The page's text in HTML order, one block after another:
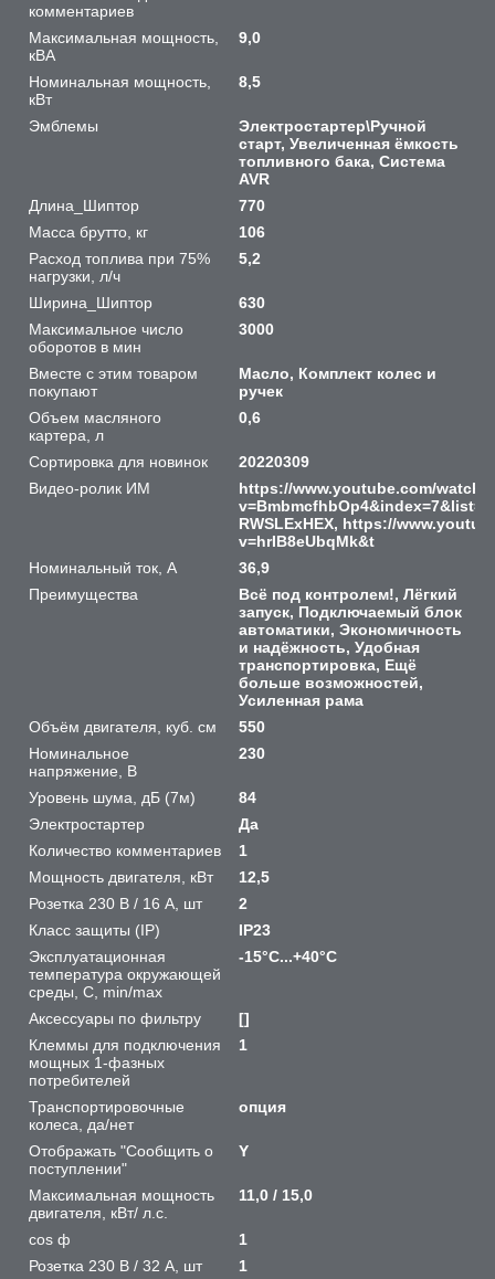
комментариев
Максимальная мощность,
кВА
9,0
Номинальная мощность,
кВт
8,5
Эмблемы
Электростартер\Ручной
старт, Увеличенная ёмкость
топливного бака, Система
AVR
Длина_Шиптор
770
Масса брутто, кг
106
Расход топлива при 75%
нагрузки, л/ч
5,2
Ширина_Шиптор
630
Максимальное число
оборотов в мин
3000
Вместе с этим товаром
покупают
Масло, Комплект колес и
ручек
Объем масляного
картера, л
0,6
Сортировка для новинок
20220309
Видео-ролик ИМ
https://www.youtube.com/watch?
RWSLExHEX, https://
v=hrIB8eUbqMk&t
Номинальный ток, A
36,9
Преимущества
Всё под контролем!, Лёгкий
запуск, Подключаемый блок
автоматики, Экономичность
и надёжность, Удобная
транспортировка, Ещё
больше возможностей,
Усиленная рама
Объём двигателя, куб. см
550
Номинальное
напряжение, В
230
Уровень шума, дБ (7м)
84
Электростартер
Да
Количество комментариев
1
Мощность двигателя, кВт
12,5
Розетка 230 В / 16 А, шт
2
Класс защиты (IP)
IP23
Эксплуатационная
температура окружающей
среды, С, min/max
-15°С...+40°С
Аксессуары по фильтру
[]
Клеммы для подключения
мощных 1-фазных
потребителей
1
Транспортировочные
колеса, да/нет
опция
Отображать "Сообщить о
поступлении"
Y
Максимальная мощность
двигателя, кВт/ л.с.
11,0 / 15,0
cos ф
1
Розетка 230 В / 32 А, шт
1